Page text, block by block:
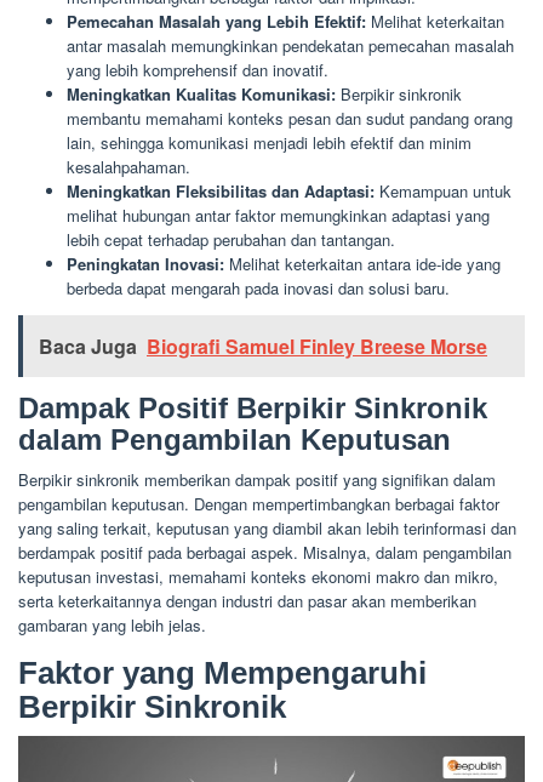
Pemecahan Masalah yang Lebih Efektif: Melihat keterkaitan
antar masalah memungkinkan pendekatan pemecahan masalah
yang lebih komprehensif dan inovatif.
Meningkatkan Kualitas Komunikasi: Berpikir sinkronik
membantu memahami konteks pesan dan sudut pandang orang
lain, sehingga komunikasi menjadi lebih efektif dan minim
kesalahpahaman.
Meningkatkan Fleksibilitas dan Adaptasi: Kemampuan untuk
melihat hubungan antar faktor memungkinkan adaptasi yang
lebih cepat terhadap perubahan dan tantangan.
Peningkatan Inovasi: Melihat keterkaitan antara ide-ide yang
berbeda dapat mengarah pada inovasi dan solusi baru.
Baca Juga Biografi Samuel Finley Breese Morse
Dampak Positif Berpikir Sinkronik
dalam Pengambilan Keputusan
Berpikir sinkronik memberikan dampak positif yang signifikan dalam
pengambilan keputusan. Dengan mempertimbangkan berbagai faktor
yang saling terkait, keputusan yang diambil akan lebih terinformasi dan
berdampak positif pada berbagai aspek. Misalnya, dalam pengambilan
keputusan investasi, memahami konteks ekonomi makro dan mikro,
serta keterkaitannya dengan industri dan pasar akan memberikan
gambaran yang lebih jelas.
Faktor yang Mempengaruhi
Berpikir Sinkronik